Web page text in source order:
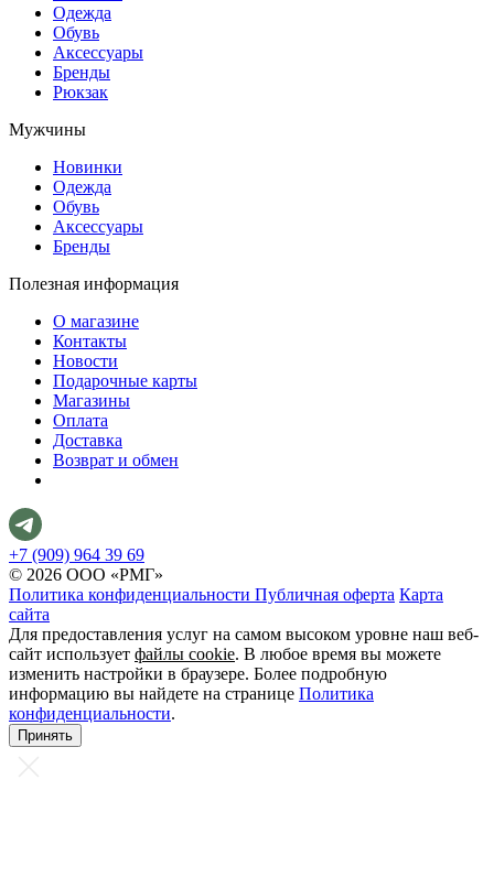
Одежда
Обувь
Аксессуары
Бренды
Рюкзак
Мужчины
Новинки
Одежда
Обувь
Аксессуары
Бренды
Полезная информация
О магазине
Контакты
Новости
Подарочные карты
Магазины
Оплата
Доставка
Возврат и обмен
+7 (909) 964 39 69
© 2026 ООО «РМГ»
Политика конфиденциальности Публичная оферта Карта
сайта
Для предоставления услуг на самом высоком уровне наш веб-
сайт использует файлы cookie. В любое время вы можете
изменить настройки в браузере. Более подробную
информацию вы найдете на странице Политика
конфиденциальности.
Принять